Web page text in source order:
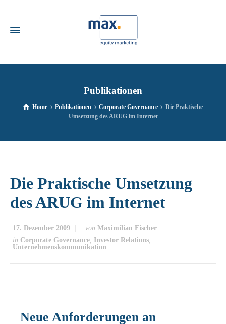
Publikationen
Home Publikationen Corporate Governance
Die Praktische
Umsetzung des ARUG im Internet
Die Praktische Umsetzung
des ARUG im Internet
17. Dezember 2009 von Maximilian Fischer
in Corporate Governance, Investor Relations,
Unternehmenskommunikation
Neue Anforderungen an